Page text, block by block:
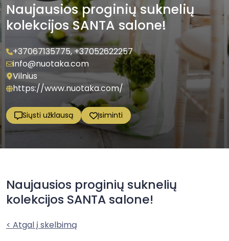
Naujausios proginių suknelių
kolekcijos SANTA salone!
+37067135775,+37052622257
info@nuotaka.com
Vilnius
https://www.nuotaka.com/
Siųsti užklausą Įsiminti
Naujausios proginių suknelių
kolekcijos SANTA salone!
< Atgal į skelbimą